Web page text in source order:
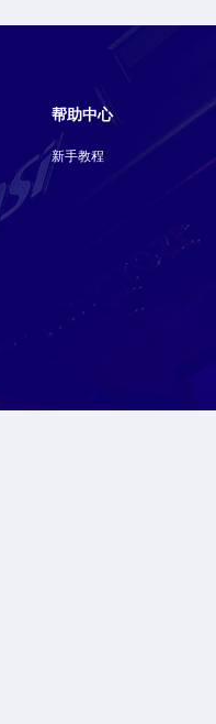
帮助中心
新手教程